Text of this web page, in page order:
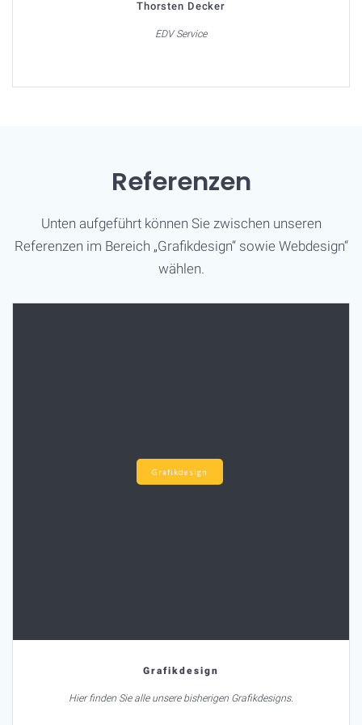
Thorsten Decker
EDV Service
Referenzen
Unten aufgeführt können Sie zwischen unseren
Referenzen im Bereich „Grafikdesign“ sowie Webdesign“
wählen.
Grafikdesign
Grafikdesign
Hier finden Sie alle unsere bisherigen Grafikdesigns.